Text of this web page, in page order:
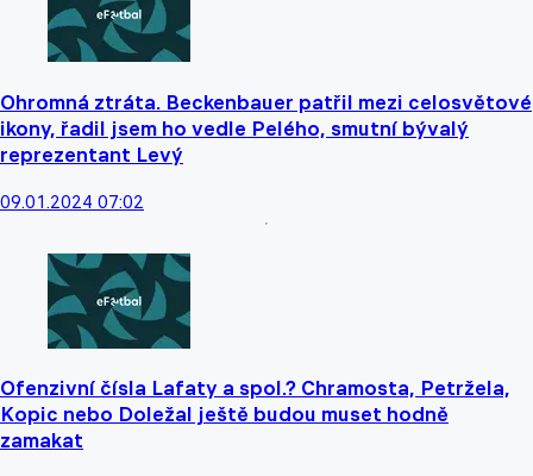
Ohromná ztráta. Beckenbauer patřil mezi celosvětové
ikony, řadil jsem ho vedle Pelého, smutní bývalý
reprezentant Levý
09.01.2024 07:02
Ofenzivní čísla Lafaty a spol.? Chramosta, Petržela,
Kopic nebo Doležal ještě budou muset hodně
zamakat